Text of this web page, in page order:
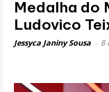
Medalha do
Ludovico
Jessyca Janiny Sousa 8